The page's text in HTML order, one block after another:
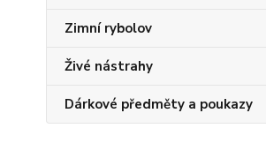
Zimní rybolov
Živé nástrahy
Dárkové předměty a poukazy